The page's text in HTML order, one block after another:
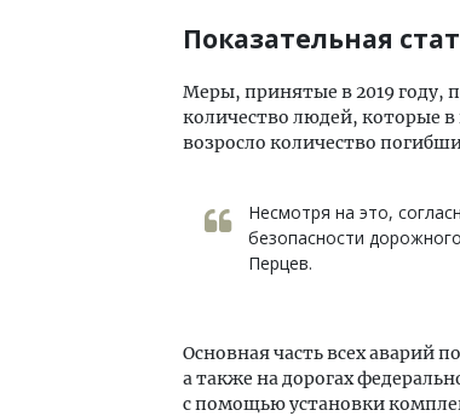
Показательная
Меры, принятые в 2019 году,
количество людей, которые в
возросло количество
Несмотря на это,
безопасности
Перцев.
Основная часть всех аварий
а также на дорогах
с помощью установки